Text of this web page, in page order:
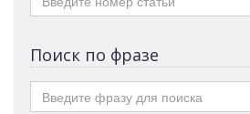
Поиск по фразе